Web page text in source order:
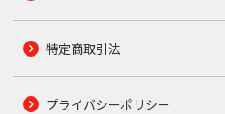
特定商取引法
プライバシーポリシー